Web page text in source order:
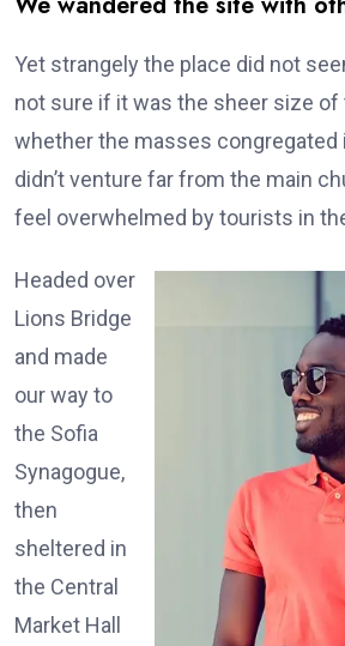
Yet strangely the place did not
not sure if it was the sheer size of
whether the masses congregated
didn’t venture far from the main
feel overwhelmed by tourists in
Headed over
Lions Bridge
and made
our way to
the Sofia
Synagogue,
then
sheltered in
the Central
Market Hall